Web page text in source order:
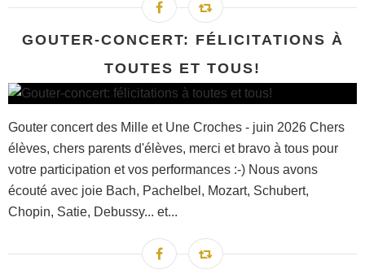
GOUTER-CONCERT: FÉLICITATIONS À
TOUTES ET TOUS!
Gouter concert des Mille et Une Croches - juin 2026 Chers
élèves, chers parents d'élèves, merci et bravo à tous pour
votre participation et vos performances :-) Nous avons
écouté avec joie Bach, Pachelbel, Mozart, Schubert,
Chopin, Satie, Debussy... et...